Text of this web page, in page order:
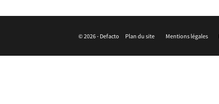
© 2026 - Defacto Plan du site Mentions légales